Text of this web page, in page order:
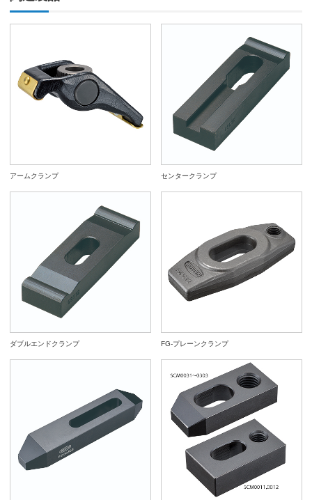
アームクランプ センタークランプ
ダブルエンドクランプ FG-プレーンクランプ